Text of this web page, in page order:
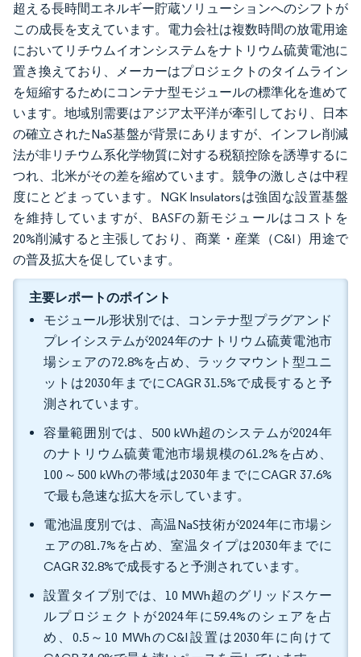
超える長時間エネルギー貯蔵ソリューションへのシフトが
この成長を支えています。電力会社は複数時間の放電用途
においてリチウムイオンシステムをナトリウム硫黄電池に
置き換えており、メーカーはプロジェクトのタイムライン
を短縮するためにコンテナ型モジュールの標準化を進めて
います。地域別需要はアジア太平洋が牽引しており、日本
の確立されたNaS基盤が背景にありますが、インフレ削減
法が非リチウム系化学物質に対する税額控除を誘導するに
つれ、北米がその差を縮めています。競争の激しさは中程
度にとどまっています。NGK Insulatorsは強固な設置基盤
を維持していますが、BASFの新モジュールはコストを
20%削減すると主張しており、商業・産業（C&I）用途で
の普及拡大を促しています。
主要レポートのポイント
モジュール形状別では、コンテナ型プラグアンド
プレイシステムが2024年のナトリウム硫黄電池市
場シェアの72.8%を占め、ラックマウント型ユニ
ットは2030年までにCAGR 31.5%で成長すると予
測されています。
容量範囲別では、500 kWh超のシステムが2024年
のナトリウム硫黄電池市場規模の61.2%を占め、
100～500 kWhの帯域は2030年までにCAGR 37.6%
で最も急速な拡大を示しています。
電池温度別では、高温NaS技術が2024年に市場シ
ェアの81.7%を占め、室温タイプは2030年までに
CAGR 32.8%で成長すると予測されています。
設置タイプ別では、10 MWh超のグリッドスケー
ルプロジェクトが2024年に59.4%のシェアを占
め、0.5～10 MWhのC&I設置は2030年に向けて